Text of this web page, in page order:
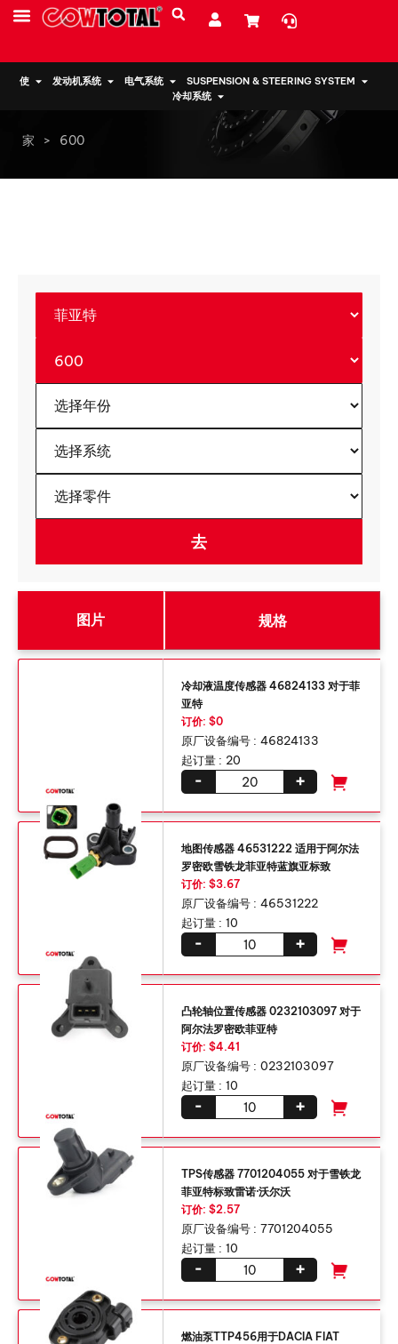
使 发动机系统 电气系统
SUSPENSION & STEERING SYSTEM
冷却系统
家 > 600
图片 规格
冷却液温度传感器 46824133 对于菲
亚特
订价: $0
原厂设备编号 : 46824133
起订量 : 20
+
-
地图传感器 46531222 适用于阿尔法
罗密欧雪铁龙菲亚特蓝旗亚标致
订价: $3.67
原厂设备编号 : 46531222
起订量 : 10
+
-
凸轮轴位置传感器 0232103097 对于
阿尔法罗密欧菲亚特
订价: $4.41
原厂设备编号 : 0232103097
起订量 : 10
+
-
TPS传感器 7701204055 对于雪铁龙
菲亚特标致雷诺·沃尔沃
订价: $2.57
原厂设备编号 : 7701204055
起订量 : 10
+
-
燃油泵TTP456用于DACIA FIAT